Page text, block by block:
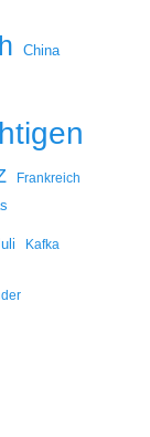
China
Frankreich
Kafka